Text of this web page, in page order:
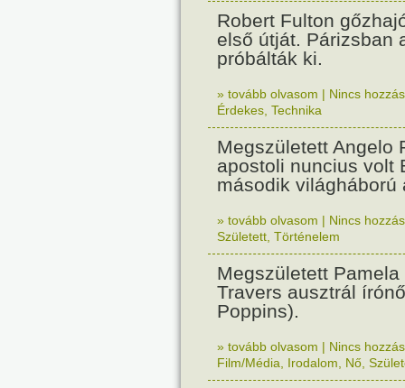
Robert Fulton
első útját. Párizsban
próbálták ki.
» tovább olvasom | Nincs
Érdekes Technika
Megszületett Angelo
apostoli nuncius volt
második világháború
» tovább olvasom | Nincs
Született Történelem
Megszületett Pamela
Travers ausztrál
Poppins).
» tovább olvasom | Nincs
Film/Média
Irodalom Nő